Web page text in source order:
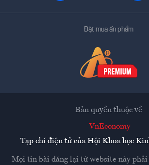
Đặt mua ấn phẩm
Bản quyền thuộc về
VnEconomy
Tạp chí điện tử của Hội Khoa học
Mọi tin bài đăng lại từ website này phải